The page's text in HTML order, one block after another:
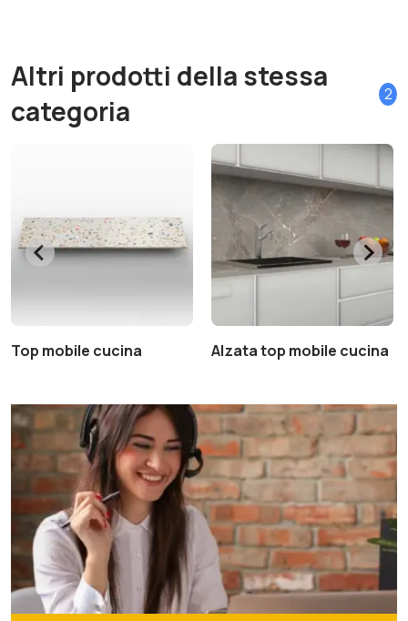
Altri prodotti della stessa
categoria
2
Top mobile cucina Alzata top mobile cucina